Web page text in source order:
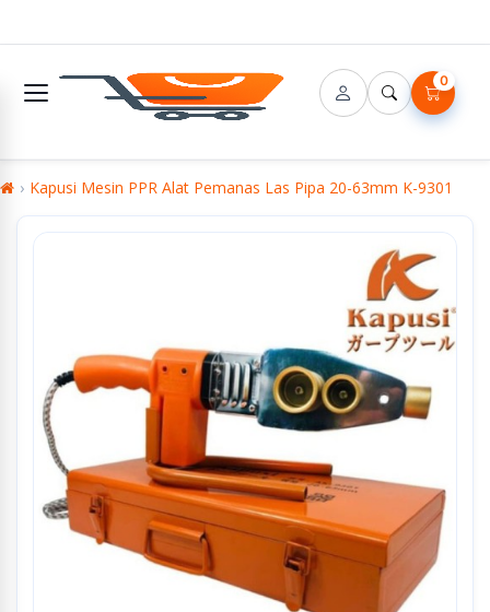
0
Kapusi Mesin PPR Alat Pemanas Las Pipa 20-63mm K-9301